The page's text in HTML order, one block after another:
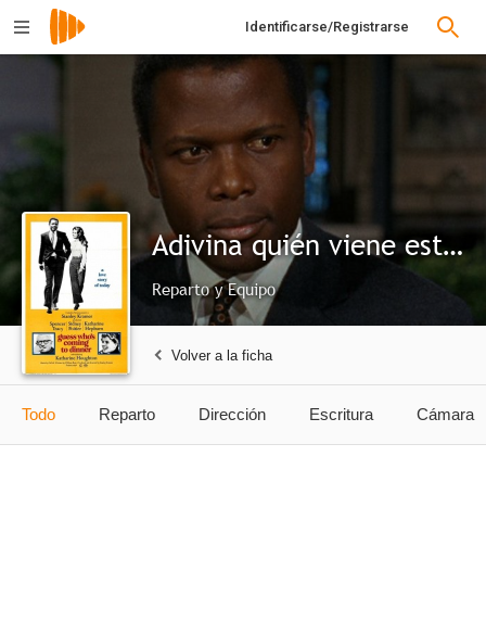
Identificarse/Registrarse
Adivina quién viene esta noche
Reparto y Equipo
Volver a la ficha
Todo Reparto Dirección Escritura Cámara